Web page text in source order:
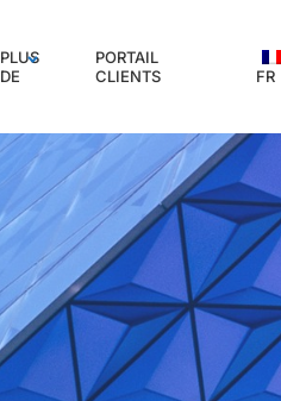
PLUS
DE
PORTAIL
CLIENTS
FR